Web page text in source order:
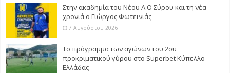
Στην ακαδημία του Νέου Α.Ο Σύρου και τη νέα
χρονιά ο Γιώργος Φωτεινιάς
7 Αυγούστου 2026
Το πρόγραμμα των αγώνων του 2ου
προκριματικού γύρου στο Superbet Κύπελλο
Ελλάδας